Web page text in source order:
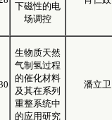
下磁性的电
场调控
生物质天然
气制氢过程
的催化材料
及其在系列
重整系统中
的应用研究
潘立卫